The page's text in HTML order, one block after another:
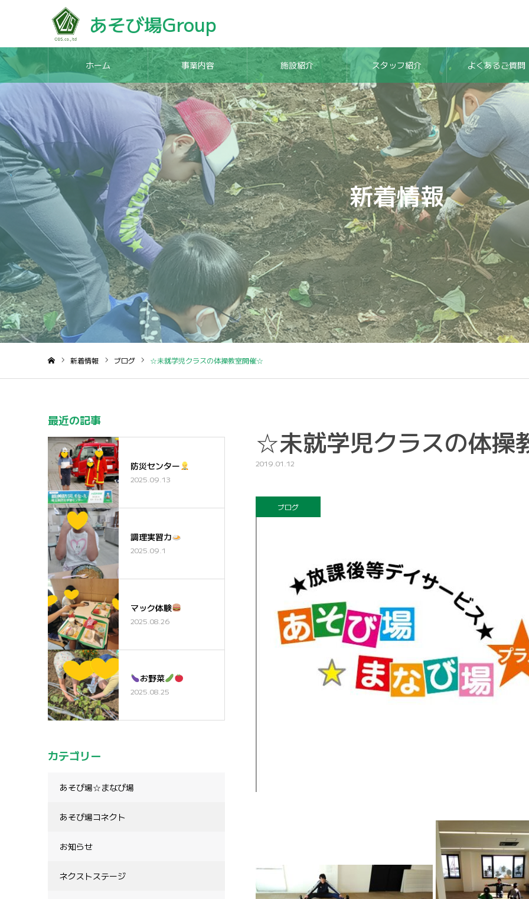
あそび場Group
ホーム 事業内容 施設紹介 スタッフ紹介 よくあるご質問
新着情報
新着情報 ブログ ☆未就学児クラスの体操教室開催☆
☆未就学児クラスの体操
2019.01.12
ブログ
最近の記事
防災センター
2025.09.13
調理実習カ
2025.09.1
マック体験
2025.08.26
お野菜
2025.08.25
カテゴリー
あそび場☆まなび場
あそび場コネクト
お知らせ
ネクストステージ